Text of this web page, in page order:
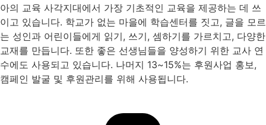
아의 교육 사각지대에서 가장 기초적인 교육을 제공하는 데 쓰
이고 있습니다. 학교가 없는 마을에 학습센터를 짓고, 글을 모르
는 성인과 어린이들에게 읽기, 쓰기, 셈하기를 가르치고, 다양한
교재를 만듭니다. 또한 좋은 선생님들을 양성하기 위한 교사 연
수에도 사용되고 있습니다. 나머지 13~15%는 후원사업 홍보,
캠페인 발굴 및 후원관리를 위해 사용됩니다.